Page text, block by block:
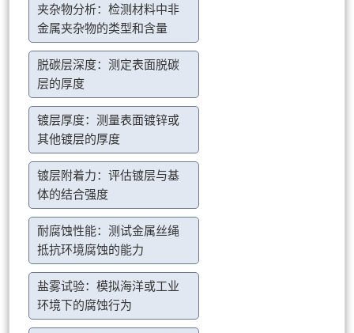
夹杂物分析：检测材料中非
金属夹杂物的类型和含量
脱碳层深度：测定表面脱碳
层的厚度
镀层厚度：测量表面镀锌或
其他镀层的厚度
镀层附着力：评估镀层与基
体的结合强度
耐腐蚀性能：测试金属丝绳
抵抗环境腐蚀的能力
盐雾试验：模拟海洋或工业
环境下的腐蚀行为